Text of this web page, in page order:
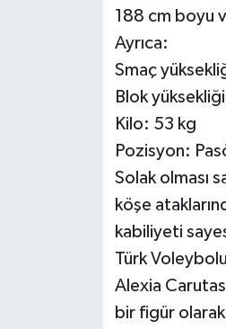
188 cm boyu
Ayrıca:
Smaç
Blok
Kilo: 53 kg
Pozisyon:
Solak olması
köşe
kabiliyeti
Türk
Alexia
bir figür olarak